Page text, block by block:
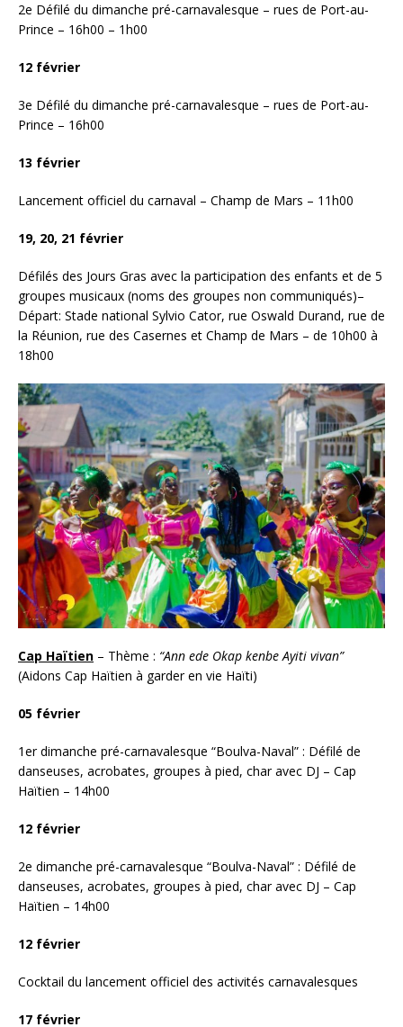
2e Défilé du dimanche pré-carnavalesque – rues de Port-au-
Prince – 16h00 – 1h00
12 février
3e Défilé du dimanche pré-carnavalesque – rues de Port-au-
Prince – 16h00
13 février
Lancement officiel du carnaval – Champ de Mars – 11h00
19, 20, 21 février
Défilés des Jours Gras avec la participation des enfants et de 5
groupes musicaux (noms des groupes non communiqués)–
Départ: Stade national Sylvio Cator, rue Oswald Durand, rue de
la Réunion, rue des Casernes et Champ de Mars – de 10h00 à
18h00
Cap Haïtien – Thème : “Ann ede Okap kenbe Ayiti vivan”
(Aidons Cap Haïtien à garder en vie Haïti)
05 février
1er dimanche pré-carnavalesque “Boulva-Naval” : Défilé de
danseuses, acrobates, groupes à pied, char avec DJ – Cap
Haïtien – 14h00
12 février
2e dimanche pré-carnavalesque “Boulva-Naval” : Défilé de
danseuses, acrobates, groupes à pied, char avec DJ – Cap
Haïtien – 14h00
12 février
Cocktail du lancement officiel des activités carnavalesques
17 février